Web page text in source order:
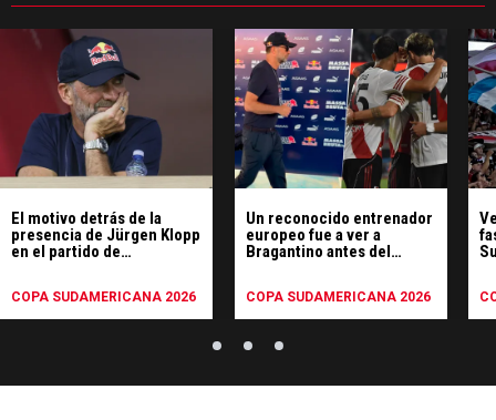
El motivo detrás de la
presencia de Jürgen Klopp
en el partido de
COPA SUDAMERICANA 2026
Un reconocido entrenador
europeo fue a ver a
Bragantino antes del
COPA SUDAMERICANA 2026